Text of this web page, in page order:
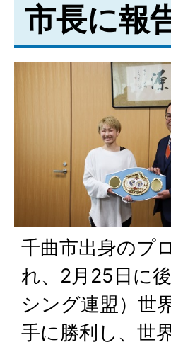
市長に報
千曲市出身のプ
れ、2月25日に
シング連盟）世
手に勝利し、世